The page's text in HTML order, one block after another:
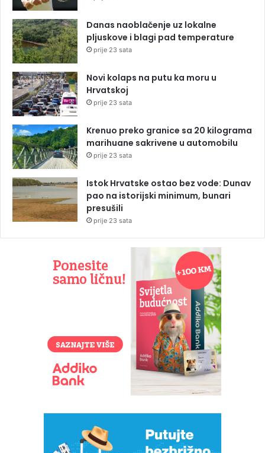
Danas naoblačenje uz lokalne
pljuskove i blagi pad temperature
prije 23 sata
Novi kolaps na putu ka moru u
Hrvatskoj
prije 23 sata
Krenuo preko granice sa 20 kilograma
marihuane sakrivene u automobilu
prije 23 sata
Istok Hrvatske ostao bez vode: Dunav
pao na istorijski minimum, bunari
presušili
prije 23 sata